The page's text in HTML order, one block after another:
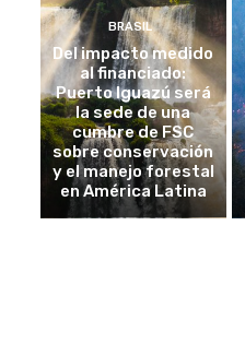
BRASIL
Del impacto medido
al financiado:
Puerto Iguazú será
la sede de una
cumbre de FSC
sobre conservación
y el manejo forestal
en América Latina